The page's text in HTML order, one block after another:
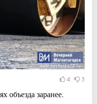
4 3
объезда заранее.